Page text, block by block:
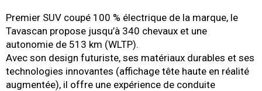
Premier SUV coupé 100 % électrique de la marque, le
Tavascan propose jusqu’à 340 chevaux et une
autonomie de 513 km (WLTP).
Avec son design futuriste, ses matériaux durables et ses
technologies innovantes (affichage tête haute en réalité
augmentée), il offre une expérience de conduite